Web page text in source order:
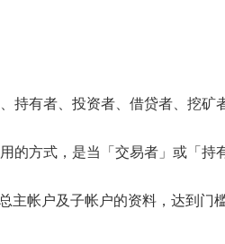
持有者、投资者、借贷者、挖矿
的方式，是当「交易者」或「持
主帐户及子帐户的资料，达到门